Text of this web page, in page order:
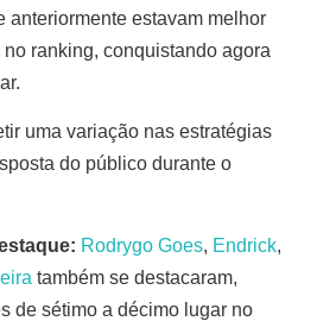
anteriormente estavam melhor
ranking, conquistando agora
uma variação nas estratégias
do público durante o
Rodrygo Goes, Endrick,
também se destacaram,
de sétimo a décimo lugar no